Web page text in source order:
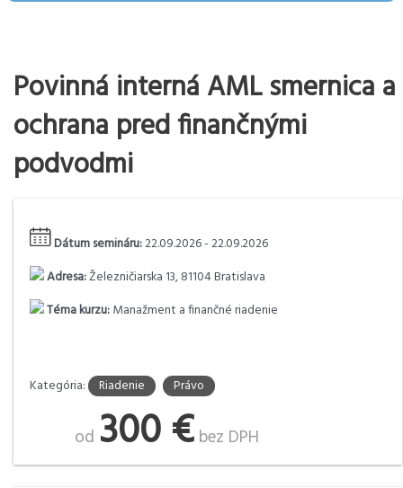
Povinná interná AML smernica a
ochrana pred finančnými
podvodmi
Dátum semináru:22.09.2026 - 22.09.2026
Adresa:Železničiarska 13, 81104 Bratislava
Téma kurzu:Manažment a finančné riadenie
Kategória: Riadenie Právo
od 300 € bez DPH